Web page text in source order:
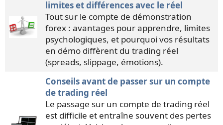
limites et différences avec le réel
Tout sur le compte de démonstration
forex : avantages pour apprendre, limites
psychologiques, et pourquoi vos résultats
en démo diffèrent du trading réel
(spreads, slippage, émotions).
Conseils avant de passer sur un compte
de trading réel
Le passage sur un compte de trading réel
est difficile et entraîne souvent des pertes